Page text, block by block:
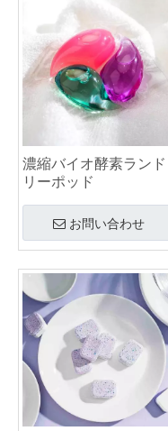
硬水に最適な洗濯機クリ
濃縮バイオ酵素ランド
リーポッド
お問い合わせ